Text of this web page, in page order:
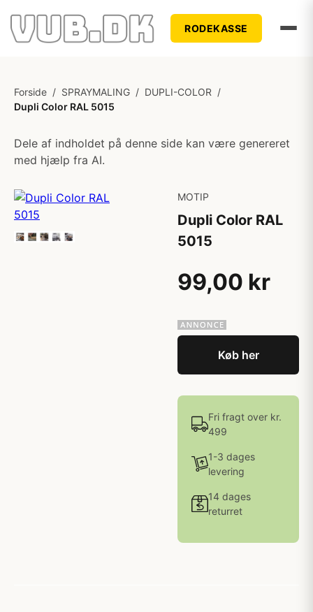
RODEKASSE
Forside / SPRAYMALING / DUPLI-COLOR /
Dupli Color RAL 5015
Dele af indholdet på denne side kan være genereret
med hjælp fra AI.
MOTIP
Dupli Color RAL
5015
99,00 kr
Køb her
Fri fragt over kr.
499
1-3 dages
levering
14 dages
returret